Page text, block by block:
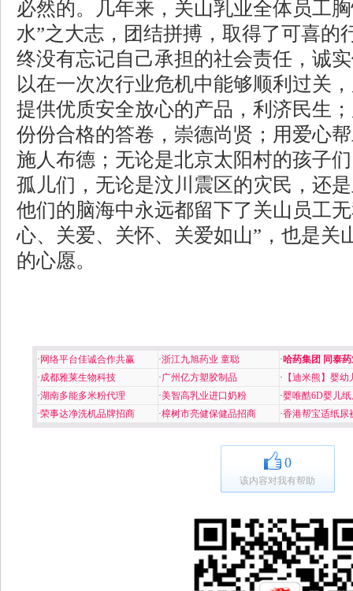
必然的。几年来，关山乳业全体员工
水”之大志，团结拼搏，取得了可喜的
终没有忘记自己承担的社会责任，诚
以在一次次行业危机中能够顺利过关
提供优质安全放心的产品，利济民生
份份合格的答卷，崇德尚贤；用爱心
施人布德；无论是北京太阳村的孩子
孤儿们，无论是汶川震区的灾民，还
他们的脑海中永远都留下了关山员工
心、关爱、关怀、关爱如山”，也是关
的心愿。
· 网络平台佳诚合作共赢 ·浙江九旭药业 童聪 ·哈药集团 同泰
·成都雅莱生物科技 ·广州亿方塑胶制品 · 【迪米熊】婴幼
·湖南多能多米粉代理 ·美智高乳业进口奶粉 ·婴唯酷6D婴儿
·荣事达净洗机品牌招商 ·樟树市亮健保健品招商 ·香港帮宝适纸尿
0
该内容对我有帮助